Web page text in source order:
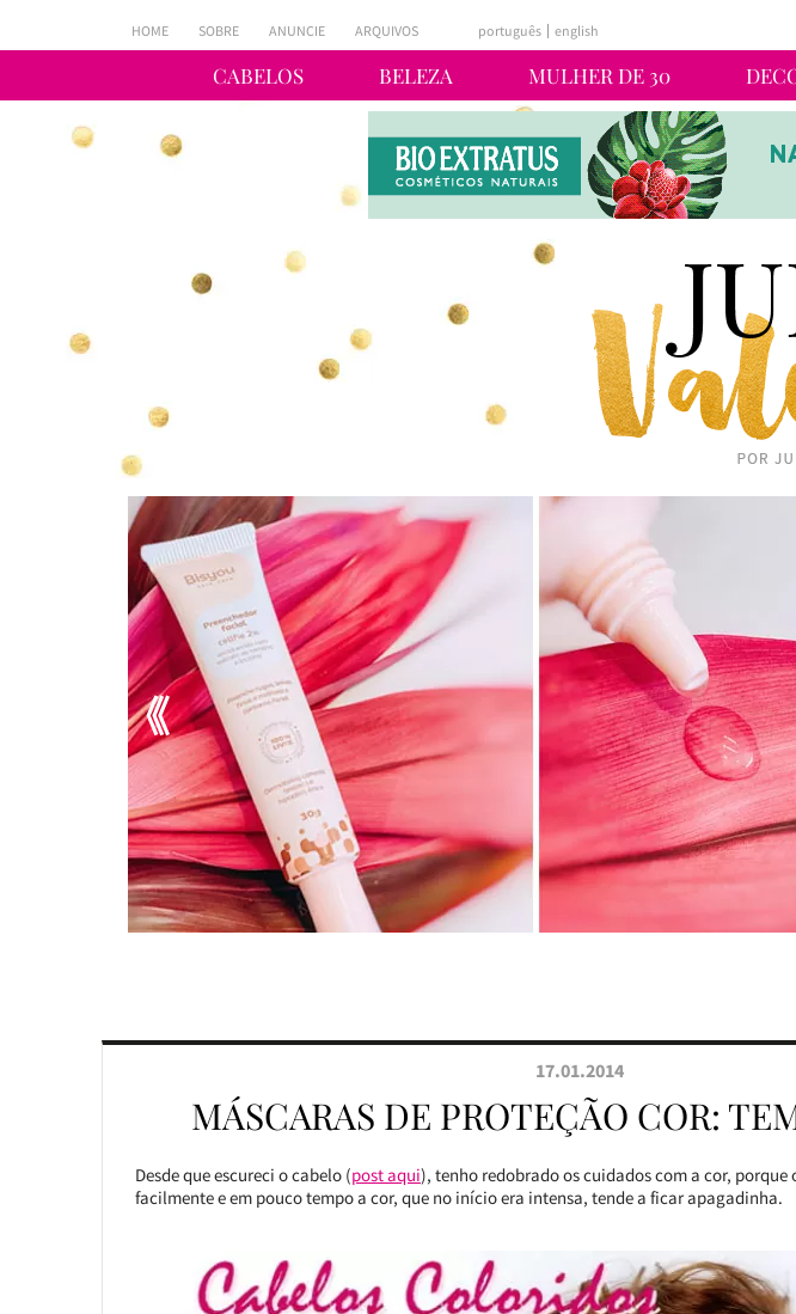
CABELOS BELEZA MULHER DE 30
HOME SOBRE ANUNCIE ARQUIVOS português english
17.01.2014
MÁSCARAS DE PROTEÇÃO COR:
Desde que escureci o cabelo (post aqui), tenho redobrado os cuidados com a cor,
facilmente e em pouco tempo a cor, que no início era intensa, tende a ficar apagadinha.